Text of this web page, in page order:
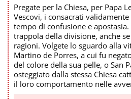
Pregate per la Chiesa, per Papa
Vescovi, i consacrati
tempo di confusione e
trappola della divisione, anche
ragioni. Volgete lo sguardo alla
Martino de Porres, a cui fu
del colore della sua pelle, o San
osteggiato dalla stessa Chiesa
il loro comportamento nelle